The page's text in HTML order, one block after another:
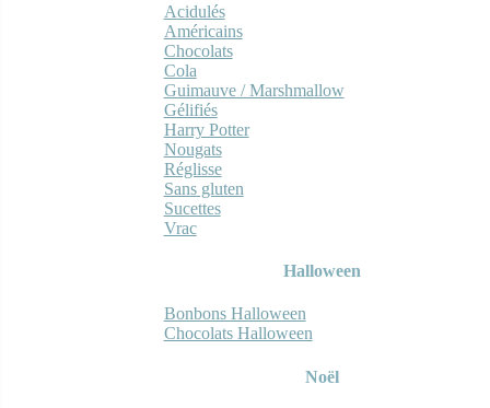
Acidulés
Américains
Chocolats
Cola
Guimauve / Marshmallow
Gélifiés
Harry Potter
Nougats
Réglisse
Sans gluten
Sucettes
Vrac
Halloween
Bonbons Halloween
Chocolats Halloween
Noël